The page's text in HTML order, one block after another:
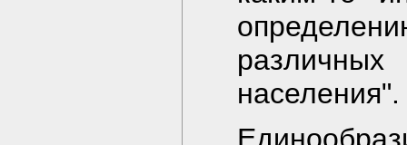
населения".